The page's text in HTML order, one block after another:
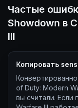
Частые
Showdown в
III
Копировать
of Duty: Modern
вы считали. Если